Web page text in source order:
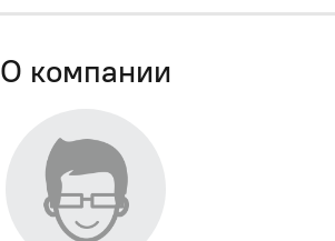
О компании